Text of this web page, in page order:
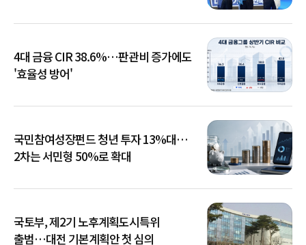
4대 금융 CIR 38.6%…판관비 증가에도
'효율성 방어'
국민참여성장펀드 청년 투자 13%대…
2차는 서민형 50%로 확대
국토부, 제2기 노후계획도시특위
출범…대전 기본계획안 첫 심의